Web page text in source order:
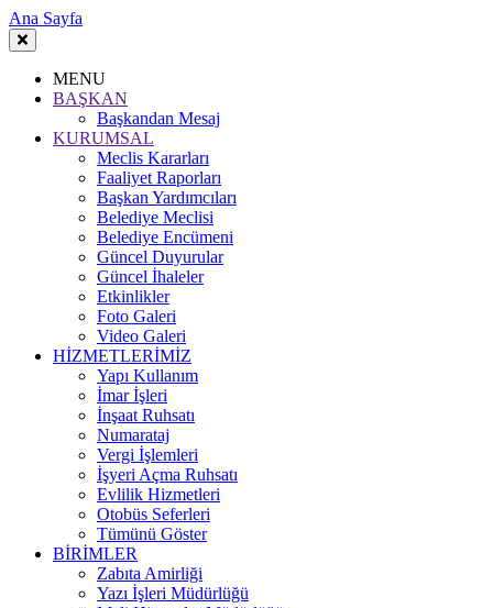
Ana Sayfa
MENU
BAŞKAN
Başkandan Mesaj
KURUMSAL
Meclis Kararları
Faaliyet Raporları
Başkan Yardımcıları
Belediye Meclisi
Belediye Encümeni
Güncel Duyurular
Güncel İhaleler
Etkinlikler
Foto Galeri
Video Galeri
HİZMETLERİMİZ
Yapı Kullanım
İmar İşleri
İnşaat Ruhsatı
Numarataj
Vergi İşlemleri
İşyeri Açma Ruhsatı
Evlilik Hizmetleri
Otobüs Seferleri
Tümünü Göster
BİRİMLER
Zabıta Amirliği
Yazı İşleri Müdürlüğü